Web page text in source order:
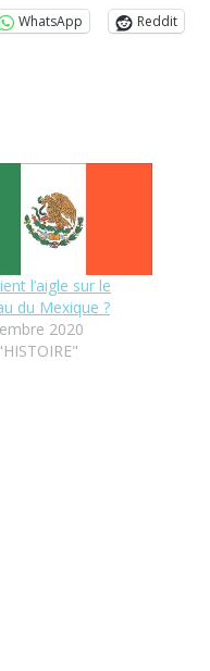
WhatsApp
Reddit
l’aigle sur le
du Mexique ?
2020